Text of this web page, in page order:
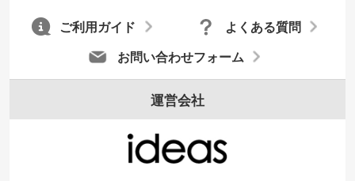
お問い合わせフォーム
よくある質問
ご利用ガイド
運営会社